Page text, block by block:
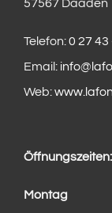
57567 Daaden
Telefon:0 27 43
Email:
Web:
Öffnungszeiten:
Montag